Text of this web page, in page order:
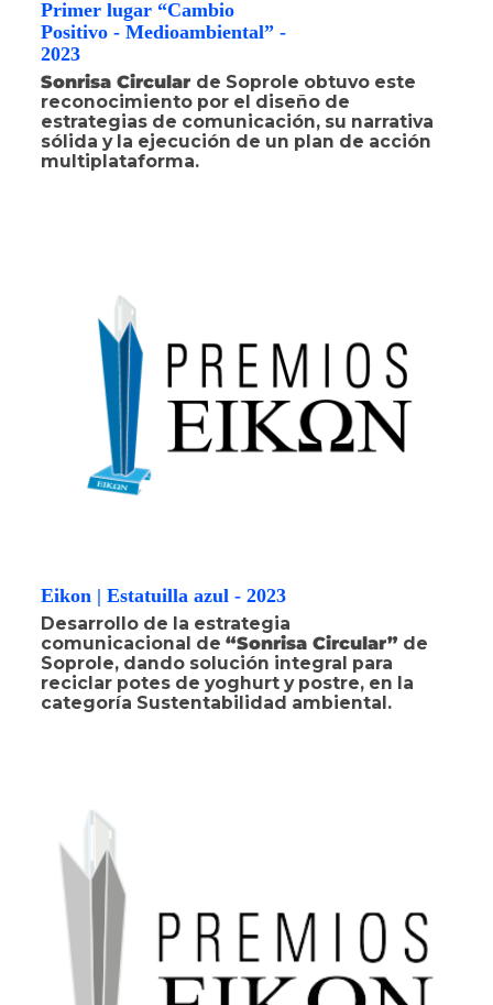
Primer lugar “Cambio
Positivo - Medioambiental” -
2023
Sonrisa Circular de Soprole obtuvo este
reconocimiento por el diseño de
estrategias de comunicación, su narrativa
sólida y la ejecución de un plan de acción
multiplataforma.
Eikon | Estatuilla azul - 2023
Desarrollo de la estrategia
comunicacional de “Sonrisa Circular” de
Soprole, dando solución integral para
reciclar potes de yoghurt y postre, en la
categoría Sustentabilidad ambiental.